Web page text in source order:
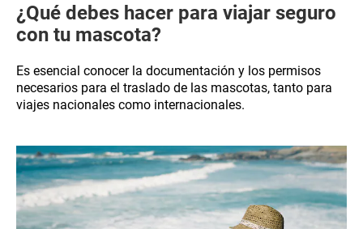
¿Qué debes hacer para viajar seguro
con tu mascota?
Es esencial conocer la documentación y los permisos
necesarios para el traslado de las mascotas, tanto para
viajes nacionales como internacionales.